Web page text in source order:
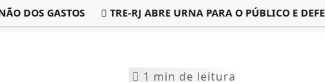
GASTOS TRE-RJ ABRE URNA PARA O PÚBLICO E
1 min de leitura